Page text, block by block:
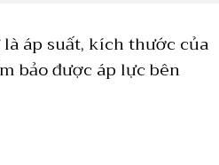
áp suất, kích thước của
bảo được áp lực bên